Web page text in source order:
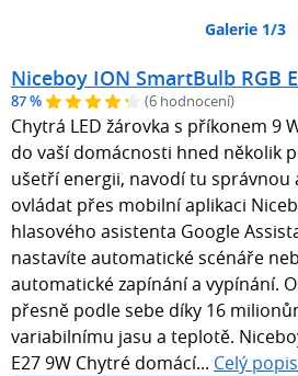
Galerie 1/3
Niceboy ION SmartBulb RGB
87 % (6 hodnocení)
Chytrá LED žárovka s příkonem 9
do vaší domácnosti hned několik
ušetří energii, navodí tu správnou
ovládat přes mobilní aplikaci
hlasového asistenta Google
nastavíte automatické scénáře
automatické zapínání a vypínání.
přesně podle sebe díky 16
variabilnímu jasu a teplotě.
E27 9W Chytré domácí... Celý popis